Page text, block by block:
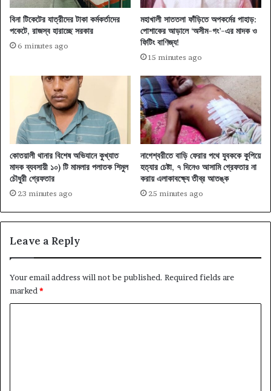
বিনা টিকেটের যাত্রীদের টাকা কর্মকর্তাদের
পকেটে, রাজস্ব হারাচ্ছে সরকার
6 minutes ago
মহাখালী সাততলা ফাঁড়িতে অপকর্মের পাহাড়:
পোশাকের আড়ালে ‘অসীম-গং’-এর মাদক ও
ফিটিং বাণিজ্য!
15 minutes ago
কোতয়ালী থানার বিশেষ অভিযানে কুখ্যাত
মাদক ব্যবসায়ী ১০) টি মামলার পলাতক শিমুল
চৌধুরী গ্রেফতার
23 minutes ago
নাগেশ্বরীতে বাড়ি ফেরার পথে যুবককে কুপিয়ে
হত্যার চেষ্টা, ৭ দিনেও আসামি গ্রেফতার না
করায় এলাকাবক্ষ্যে তীব্র আতঙ্ক
25 minutes ago
Leave a Reply
Your email address will not be published. Required fields are
marked *